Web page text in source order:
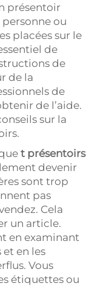
présentoir
ou
placées sur le
de
de
de la
de
de l’aide.
sur la
t présentoirs
devenir
sont trop
pas
Cela
un article.
en examinant
en les
Vous
étiquettes ou